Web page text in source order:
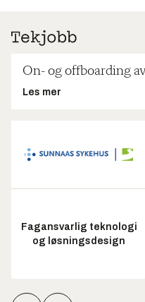
On- og offboarding
Les mer
Fagansvarlig teknologi
og løsningsdesign